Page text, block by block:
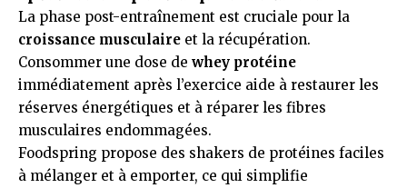
La phase post-entraînement est cruciale pour la
croissance musculaire et la récupération.
Consommer une dose de whey protéine
immédiatement après l’exercice aide à restaurer les
réserves énergétiques et à réparer les fibres
musculaires endommagées.
Foodspring propose des shakers de protéines faciles
à mélanger et à emporter, ce qui simplifie